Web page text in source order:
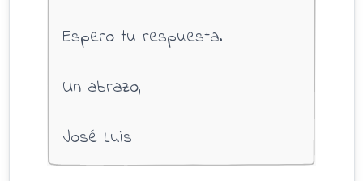
Espero tu respuesta.
Un abrazo,
José Luis